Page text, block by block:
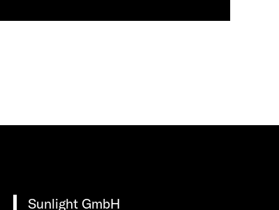
Sunlight GmbH